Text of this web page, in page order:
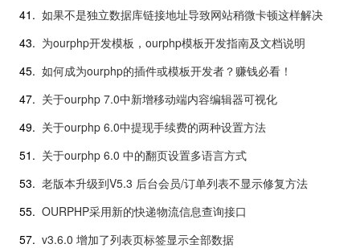
41. 如果不是独立数据库链接地址导致网站稍微卡顿这样解决
43. 为ourphp开发模板，ourphp模板开发指南及文档说明
45. 如何成为ourphp的插件或模板开发者？赚钱必看！
47. 关于ourphp 7.0中新增移动端内容编辑器可视化
49. 关于ourphp 6.0中提现手续费的两种设置方法
51. 关于ourphp 6.0 中的翻页设置多语言方式
53. 老版本升级到V5.3 后台会员/订单列表不显示修复方法
55. OURPHP采用新的快递物流信息查询接口
57. v3.6.0 增加了列表页标签显示全部数据